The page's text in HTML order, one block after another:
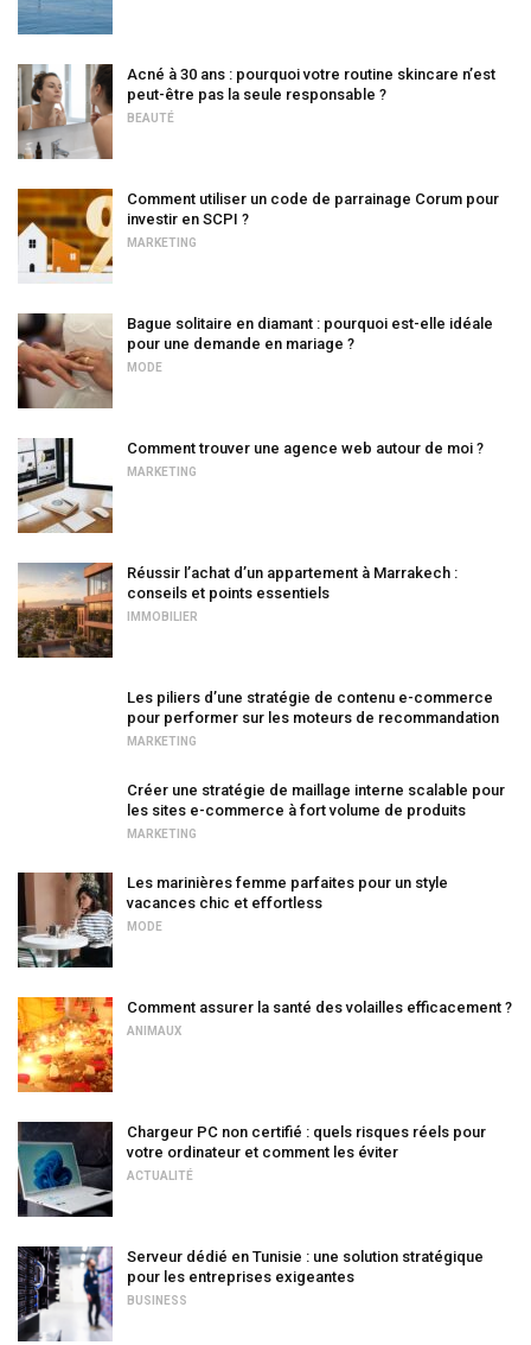
Acné à 30 ans : pourquoi votre routine skincare n’est
peut-être pas la seule responsable ?
BEAUTÉ
Comment utiliser un code de parrainage Corum pour
investir en SCPI ?
MARKETING
Bague solitaire en diamant : pourquoi est-elle idéale
pour une demande en mariage ?
MODE
Comment trouver une agence web autour de moi ?
MARKETING
Réussir l’achat d’un appartement à Marrakech :
conseils et points essentiels
IMMOBILIER
Les piliers d’une stratégie de contenu e-commerce
pour performer sur les moteurs de recommandation
MARKETING
Créer une stratégie de maillage interne scalable pour
les sites e-commerce à fort volume de produits
MARKETING
Les marinières femme parfaites pour un style
vacances chic et effortless
MODE
Comment assurer la santé des volailles efficacement ?
ANIMAUX
Chargeur PC non certifié : quels risques réels pour
votre ordinateur et comment les éviter
ACTUALITÉ
Serveur dédié en Tunisie : une solution stratégique
pour les entreprises exigeantes
BUSINESS